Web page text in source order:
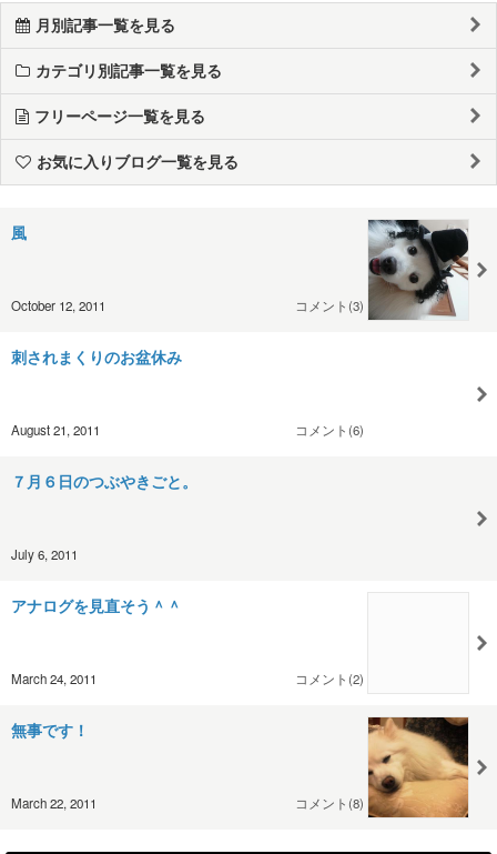
月別記事一覧を見る
カテゴリ別記事一覧を見る
フリーページ一覧を見る
お気に入りブログ一覧を見る
風
October 12, 2011 コメント(3)
刺されまくりのお盆休み
August 21, 2011 コメント(6)
７月６日のつぶやきごと。
July 6, 2011
アナログを見直そう＾＾
March 24, 2011 コメント(2)
無事です！
March 22, 2011 コメント(8)